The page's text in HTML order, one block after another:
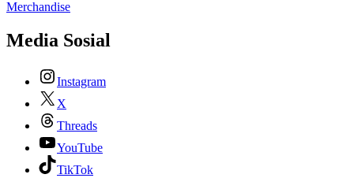
Merchandise
Media Sosial
Instagram
X
Threads
YouTube
TikTok